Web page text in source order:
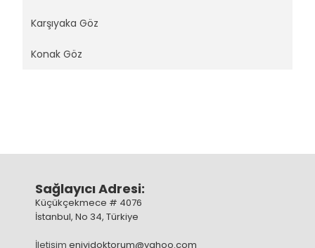
Karşıyaka Göz
Konak Göz
Sağlayıcı Adresi:
Küçükçekmece # 4076
İstanbul, No 34, Türkiye
İletişim eniyidoktorum@yahoo.com